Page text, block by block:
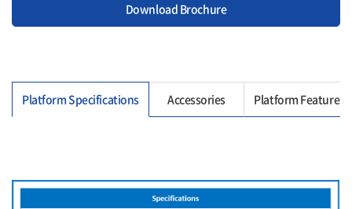
Download Brochure
Platform Specifications Accessories Platform Features